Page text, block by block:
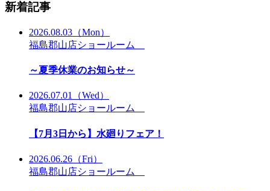
新着記事
2026.08.03 （Mon）
福島郡山店ショールーム
～夏季休業のお知らせ～
2026.07.01
（Wed）
福島郡山店ショールーム
【7月3日から】水廻りフェア！
2026.06.26 （Fri）
福島郡山店ショールーム